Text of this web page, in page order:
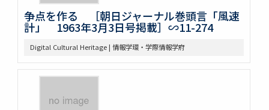
争点を作る ［朝日ジャーナル巻頭言「風速
計」 1963年3月3日号掲載］∽11-274
Digital Cultural Heritage | 情報学環・学際情報学府